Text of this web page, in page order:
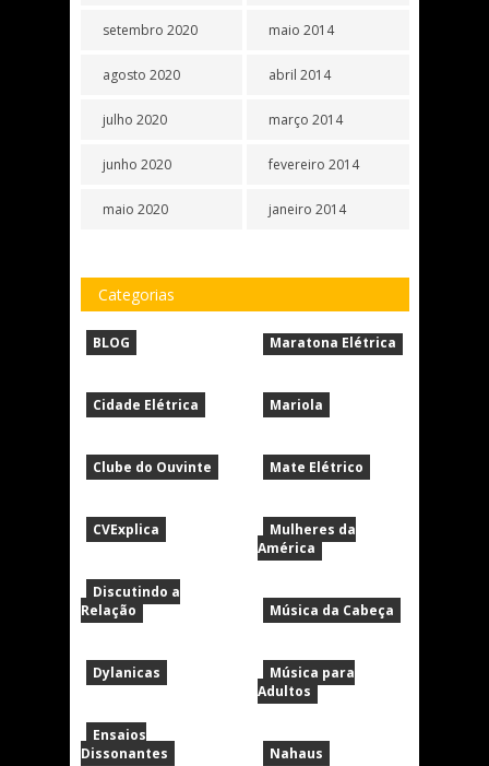
setembro 2020
agosto 2020
julho 2020
junho 2020
maio 2020
maio 2014
abril 2014
março 2014
fevereiro 2014
janeiro 2014
Categorias
BLOG
Cidade Elétrica
Clube do Ouvinte
CVExplica
Discutindo a
Relação
Dylanicas
Ensaios
Dissonantes
Maratona Elétrica
Mariola
Mate Elétrico
Mulheres da
América
Música da Cabeça
Música para
Adultos
Nahaus